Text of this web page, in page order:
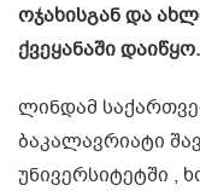
ოჯახისგან და
ქვეყანაში დაიწყო.
ლინდამ
ბაკალავრიატი
უნივერსიტეტში ,